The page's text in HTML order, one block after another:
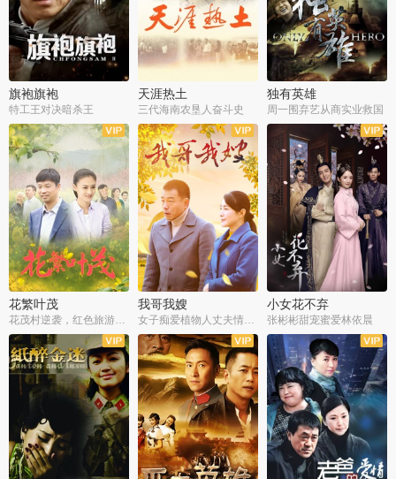
旗袍旗袍
特工王对决暗杀王
天涯热土
三代海南农垦人奋斗史
独有英雄
周一围弃艺从商实业救国
全34集
花繁叶茂
花茂村逆袭，红色旅游出圈
全50集
我哥我嫂
女子痴爱植物人丈夫情定一生
全51集
小女花不弃
张彬彬甜宠蜜爱林依晨
全42集
全35集 全32集